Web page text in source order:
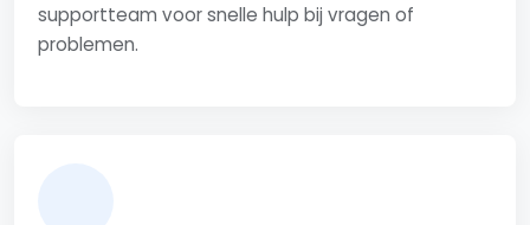
supportteam voor snelle hulp bij vragen of
problemen.